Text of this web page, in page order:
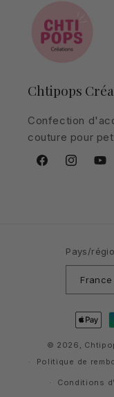
Chtipops
Confection
couture pour
FacebookInstagram
Pays/
Moyens
de
© 2026,
Politique de
Conditions